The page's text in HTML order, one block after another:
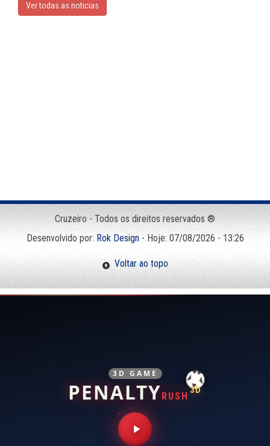
Ver todas as noticias
Cruzeiro - Todos os direitos reservados ®
Desenvolvido por: Rok Design- Hoje: 07/08/2026 - 13:26
Voltar ao topo
3D GAME
PENALTYRUSH
3D